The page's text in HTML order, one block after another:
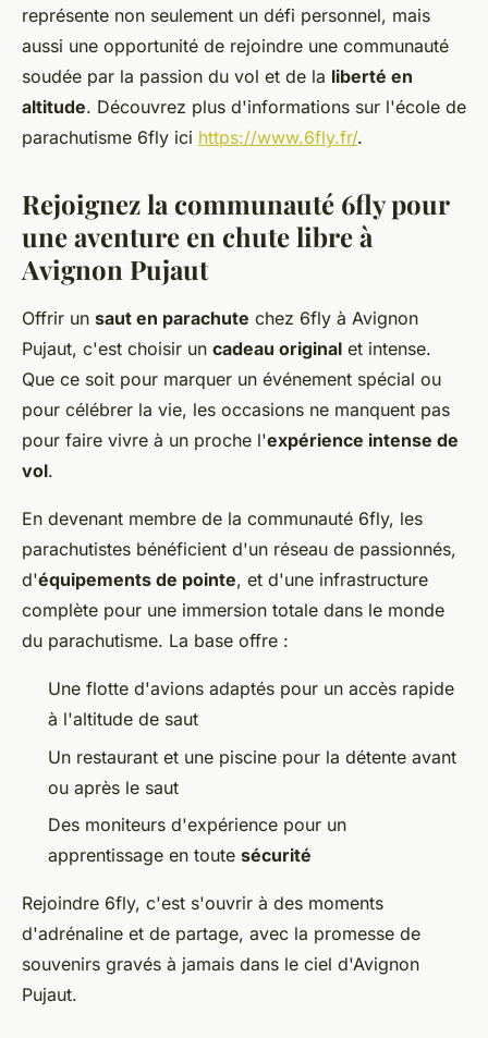
représente non seulement un défi personnel, mais
aussi une opportunité de rejoindre une communauté
soudée par la passion du vol et de la liberté en
altitude. Découvrez plus d'informations sur l'école de
parachutisme 6fly ici https://www.6fly.fr/.
Rejoignez la communauté 6fly pour
une aventure en chute libre à
Avignon Pujaut
Offrir un saut en parachute chez 6fly à Avignon
Pujaut, c'est choisir un cadeau original et intense.
Que ce soit pour marquer un événement spécial ou
pour célébrer la vie, les occasions ne manquent pas
pour faire vivre à un proche l'expérience intense de
vol.
En devenant membre de la communauté 6fly, les
parachutistes bénéficient d'un réseau de passionnés,
d'équipements de pointe, et d'une infrastructure
complète pour une immersion totale dans le monde
du parachutisme. La base offre :
Une flotte d'avions adaptés pour un accès rapide
à l'altitude de saut
Un restaurant et une piscine pour la détente avant
ou après le saut
Des moniteurs d'expérience pour un
apprentissage en toute sécurité
Rejoindre 6fly, c'est s'ouvrir à des moments
d'adrénaline et de partage, avec la promesse de
souvenirs gravés à jamais dans le ciel d'Avignon
Pujaut.